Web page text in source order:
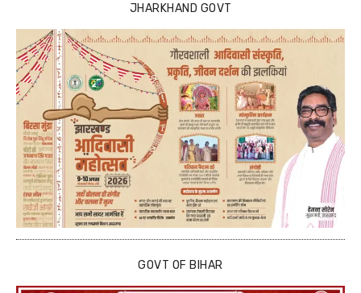
JHARKHAND GOVT
GOVT OF BIHAR